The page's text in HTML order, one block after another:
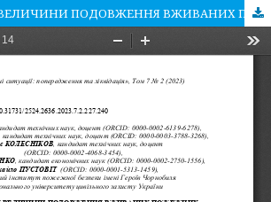
ВИЗНАЧЕННЯ ВЕЛИЧИНИ ПОДОВЖЕННЯ ВЖИВАНИХ ПОЖЕЖНИХ НАПІРНИХ РУКАВІВ ТИПУ Т ШЛЯХОМ ПРОВЕДЕННЯ НАТУРНИХ ЕКСПЕРИМЕНТІВ